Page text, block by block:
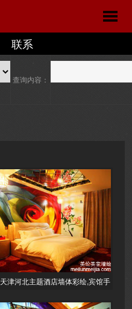
联系
查询内容：
天津河北主题酒店墙体彩绘,宾馆手
价